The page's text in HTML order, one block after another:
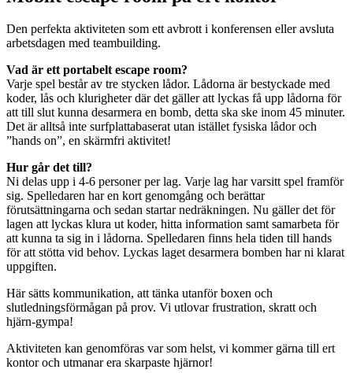
Den perfekta aktiviteten som ett avbrott i konferensen eller avsluta
arbetsdagen med teambuilding.
Vad är ett portabelt escape room?
Varje spel består av tre stycken lådor. Lådorna är bestyckade med
koder, lås och klurigheter där det gäller att lyckas få upp lådorna för
att till slut kunna desarmera en bomb, detta ska ske inom 45 minuter.
Det är alltså inte surfplattabaserat utan istället fysiska lådor och
”hands on”, en skärmfri aktivitet!
Hur går det till?
Ni delas upp i 4-6 personer per lag. Varje lag har varsitt spel framför
sig. Spelledaren har en kort genomgång och berättar
förutsättningarna och sedan startar nedräkningen. Nu gäller det för
lagen att lyckas klura ut koder, hitta information samt samarbeta för
att kunna ta sig in i lådorna. Spelledaren finns hela tiden till hands
för att stötta vid behov. Lyckas laget desarmera bomben har ni klarat
uppgiften.
Här sätts kommunikation, att tänka utanför boxen och
slutledningsförmågan på prov. Vi utlovar frustration, skratt och
hjärn-gympa!
Aktiviteten kan genomföras var som helst, vi kommer gärna till ert
kontor och utmanar era skarpaste hjärnor!